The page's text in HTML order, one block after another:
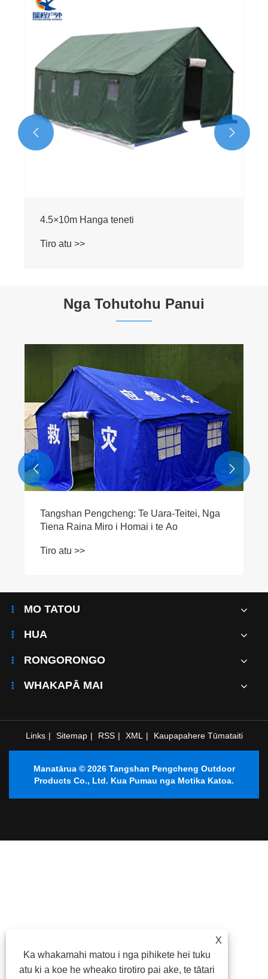
4.5×5.5m Hanga teneti
Tiro atu >>
 
Nga Tohutohu Panui
Pengcheng Waho: Kaihoko Whare Tiaki
Tiaki Mai Tangshan, Haina
Tiro atu >>
 
MO TATOU
HUA
RONGORONGO
WHAKAPĀ MAI
Links | Sitemap | RSS | XML | Kaupapahere Tūmataiti
Manatārua © 2026 Tangshan Pengcheng Outdoor
Products Co., Ltd. Kua Pumau nga Motika Katoa.
X
Ka whakamahi matou i nga pihikete hei tuku
atu ki a koe he wheako tirotiro pai ake, te tātari